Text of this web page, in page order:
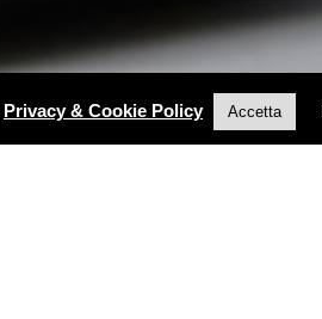
Privacy & Cookie Policy Accetta